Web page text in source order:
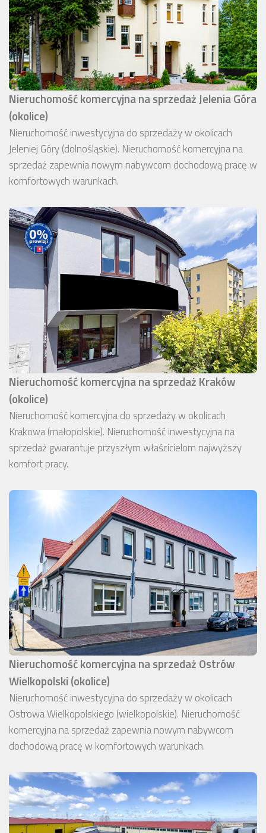
Nieruchomość komercyjna na sprzedaż Jelenia Góra
(okolice)
Nieruchomość inwestycyjna do sprzedaży w okolicach
Jeleniej Góry (dolnośląskie). Nieruchomość komercyjna na
sprzedaż zapewnia nowym nabywcom dochodową pracę w
komfortowych warunkach.
Nieruchomość komercyjna na sprzedaż Kraków
(okolice)
Nieruchomość komercyjna do sprzedaży w okolicach
Krakowa (małopolskie). Nieruchomość inwestycyjna na
sprzedaż gwarantuje przyszłym właścicielom najwyższy
komfort pracy.
Nieruchomość komercyjna na sprzedaż Ostrów
Wielkopolski (okolice)
Nieruchomość inwestycyjna do sprzedaży w okolicach
Ostrowa Wielkopolskiego (wielkopolskie). Nieruchomość
komercyjna na sprzedaż zapewnia nowym nabywcom
dochodową pracę w komfortowych warunkach.